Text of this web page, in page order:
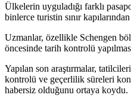
Ülkelerin uyguladığı farklı
binlerce turistin sınır
Uzmanlar, özellikle Schengen
öncesinde tarih kontrolü
Yapılan son araştırmalar,
kontrolü ve geçerlilik süreleri
habersiz olduğunu ortaya koydu.